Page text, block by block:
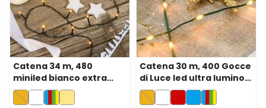
Catena 34 m, 480
miniled bianco extra
caldo, cavo verde
Catena 30 m, 400 Gocce
di Luce led ultra luminosi
bianco extra caldo, cavo
verde